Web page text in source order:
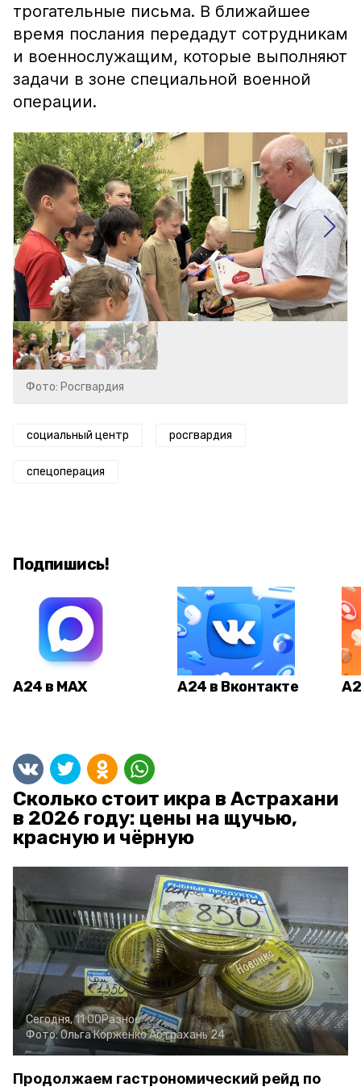
трогательные письма. В ближайшее
время послания передадут сотрудникам
и военнослужащим, которые выполняют
задачи в зоне специальной военной
операции.
Фото: Росгвардия
социальный центр росгвардия
спецоперация
Подпишись!
А24 в MAX А24 в Вконтакте
Сколько стоит икра в Астрахани
в 2026 году: цены на щучью,
красную и чёрную
Сегодня, 11:00Разное
Фото:Ольга КорженкоАстрахань 24
Продолжаем гастрономический рейд по